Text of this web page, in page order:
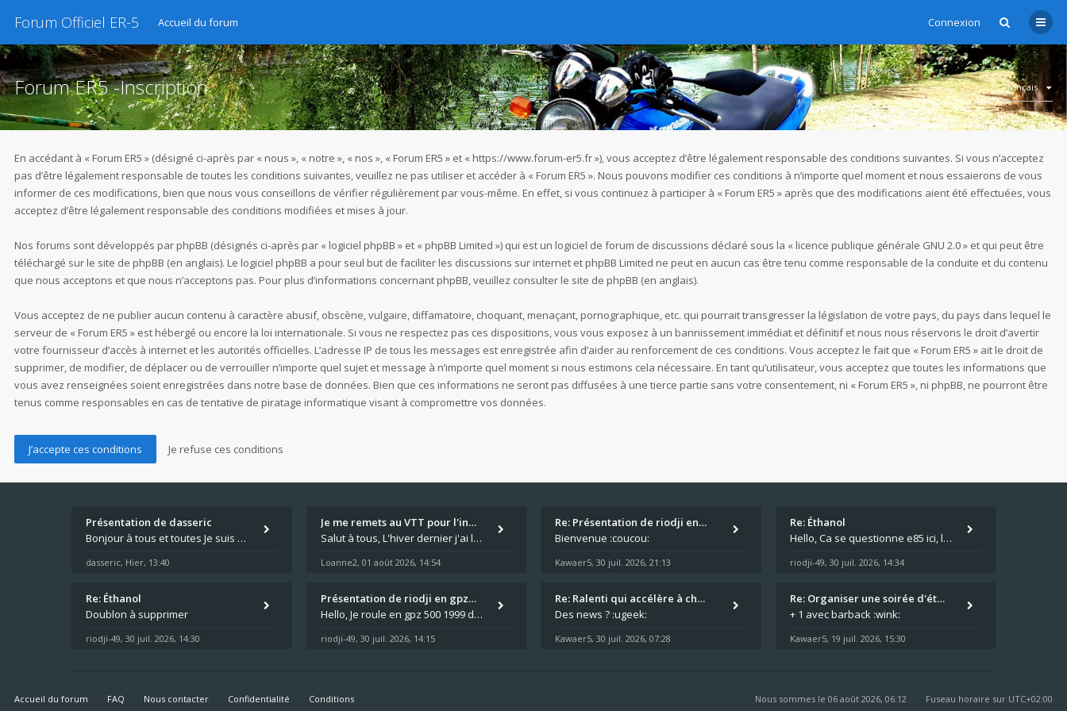
Forum Officiel ER-5 Connexion
Accueil du forum
Forum ER5 -Inscription Français
En accédant à « Forum ER5 » (désigné ci-après par « nous », « notre », « nos », « Forum ER5 » et « https://www.forum-er5.fr »), vous acceptez d’être légalement responsable des conditions suivantes. Si vous n’acceptez
pas d’être légalement responsable de toutes les conditions suivantes, veuillez ne pas utiliser et accéder à « Forum ER5 ». Nous pouvons modifier ces conditions à n’importe quel moment et nous essaierons de vous
informer de ces modifications, bien que nous vous conseillons de vérifier régulièrement par vous-même. En effet, si vous continuez à participer à « Forum ER5 » après que des modifications aient été effectuées, vous
acceptez d’être légalement responsable des conditions modifiées et mises à jour.
Nos forums sont développés par phpBB (désignés ci-après par « logiciel phpBB » et « phpBB Limited ») qui est un logiciel de forum de discussions déclaré sous la « licence publique générale GNU 2.0» et qui peut être
téléchargé sur le site de phpBB (en anglais). Le logiciel phpBB a pour seul but de faciliter les discussions sur internet et phpBB Limited ne peut en aucun cas être tenu comme responsable de la conduite et du contenu
que nous acceptons et que nous n’acceptons pas. Pour plus d’informations concernant phpBB, veuillez consulter le site de phpBB (en anglais).
Vous acceptez de ne publier aucun contenu à caractère abusif, obscène, vulgaire, diffamatoire, choquant, menaçant, pornographique, etc. qui pourrait transgresser la législation de votre pays, du pays dans lequel le
serveur de « Forum ER5 » est hébergé ou encore la loi internationale. Si vous ne respectez pas ces dispositions, vous vous exposez à un bannissement immédiat et définitif et nous nous réservons le droit d’avertir
votre fournisseur d’accès à internet et les autorités officielles. L’adresse IP de tous les messages est enregistrée afin d’aider au renforcement de ces conditions. Vous acceptez le fait que « Forum ER5 » ait le droit de
supprimer, de modifier, de déplacer ou de verrouiller n’importe quel sujet et message à n’importe quel moment si nous estimons cela nécessaire. En tant qu’utilisateur, vous acceptez que toutes les informations que
vous avez renseignées soient enregistrées dans notre base de données. Bien que ces informations ne seront pas diffusées à une tierce partie sans votre consentement, ni « Forum ER5 », ni phpBB, ne pourront être
tenus comme responsables en cas de tentative de piratage informatique visant à compromettre vos données.
Présentation de dasseric
Bonjour à tous et toutes Je suis dans les Landes , la moto appartient à ma fille et je suis désigné pour faire l'entreti
dasseric, Hier, 13:40
Je me remets au VTT pour l'in…
Salut à tous, L'hiver dernier j'ai laissé l'ER-5 au garage plus souvent que je veux bien l'admettre, et le médecin m'a
Loanne2, 01 août 2026, 14:54
Re: Présentation de riodji en…
Bienvenue :coucou:
Kawaer5, 30 juil. 2026, 21:13
Re: Éthanol
Hello, Ca se questionne e85 ici, le SP95 à + de 2Euros le litre ça fait mal au luc en ER5 comme en GPZ500 :😵 0,76 le lit
riodji-49, 30 juil. 2026, 14:34
Re: Éthanol
Doublon à supprimer
riodji-49, 30 juil. 2026, 14:30
Présentation de riodji en gpz…
Hello, Je roule en gpz 500 1999 depuis +20ans qui a maintenant passé les 150.000km au compteur. C'est un peu la grande s
riodji-49, 30 juil. 2026, 14:15
Re: Ralenti qui accélère à ch…
Des news ? :ugeek:
Kawaer5, 30 juil. 2026, 07:28
Re: Organiser une soirée d'ét…
+ 1 avec barback :wink:
Kawaer5, 19 juil. 2026, 15:30
Accueil du forum FAQ Nous contacter Confidentialité Conditions Fuseau horaire sur UTC+02:00
Nous sommes le 06 août 2026, 06:12